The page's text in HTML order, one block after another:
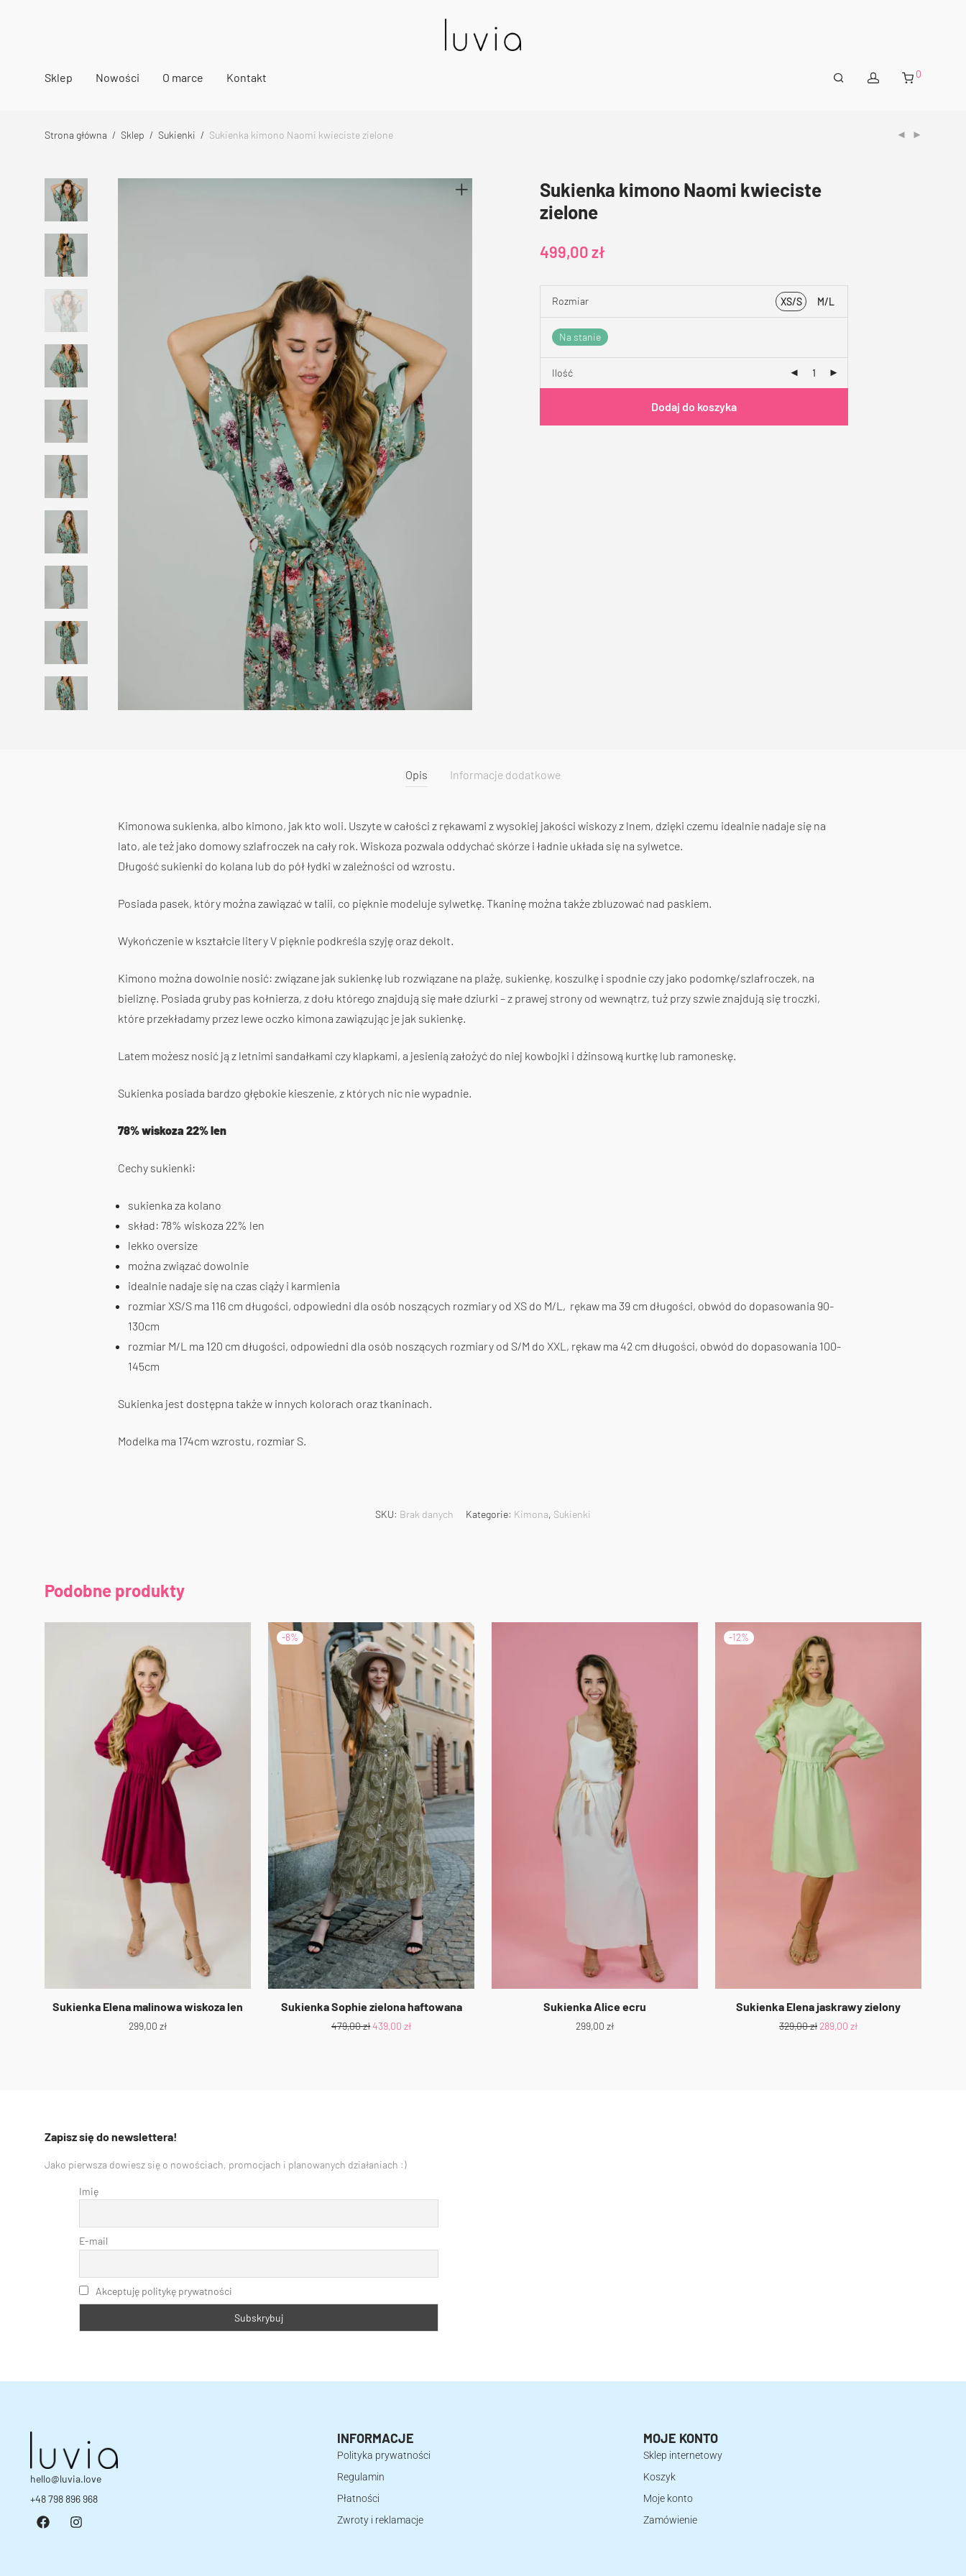
Sklep Nowości O marce Kontakt 0
Strona główna / Sklep / Sukienki / Sukienka kimono Naomi kwieciste zielone
Sukienka kimono Naomi kwieciste
zielone
499,00zł
Rozmiar XS/S M/L
Na stanie
Ilość
Dodaj do koszyka
Opis Informacje dodatkowe
Kimonowa sukienka, albo kimono, jak kto woli. Uszyte w całości z rękawami z wysokiej jakości wiskozy z lnem, dzięki czemu idealnie nadaje się na
lato, ale też jako domowy szlafroczek na cały rok. Wiskoza pozwala oddychać skórze i ładnie układa się na sylwetce.
Długość sukienki do kolana lub do pół łydki w zależności od wzrostu.
Posiada pasek, który można zawiązać w talii, co pięknie modeluje sylwetkę. Tkaninę można także zbluzować nad paskiem.
Wykończenie w kształcie litery V pięknie podkreśla szyję oraz dekolt.
Kimono można dowolnie nosić: związane jak sukienkę lub rozwiązane na plażę, sukienkę, koszulkę i spodnie czy jako podomkę/szlafroczek, na
bieliznę. Posiada gruby pas kołnierza, z dołu którego znajdują się małe dziurki – z prawej strony od wewnątrz, tuż przy szwie znajdują się troczki,
które przekładamy przez lewe oczko kimona zawiązując je jak sukienkę.
Latem możesz nosić ją z letnimi sandałkami czy klapkami, a jesienią założyć do niej kowbojki i dżinsową kurtkę lub ramoneskę.
Sukienka posiada bardzo głębokie kieszenie, z których nic nie wypadnie.
78% wiskoza 22% len
Cechy sukienki:
sukienka za kolano
skład: 78% wiskoza 22% len
lekko oversize
można związać dowolnie
idealnie nadaje się na czas ciąży i karmienia
rozmiar XS/S ma 116 cm długości, odpowiedni dla osób noszących rozmiary od XS do M/L, rękaw ma 39 cm długości, obwód do dopasowania 90-
130cm
rozmiar M/L ma 120 cm długości, odpowiedni dla osób noszących rozmiary od S/M do XXL, rękaw ma 42 cm długości, obwód do dopasowania 100-
145cm
Sukienka jest dostępna także w innych kolorach oraz tkaninach.
Modelka ma 174cm wzrostu, rozmiar S.
SKU: Brak danych Kategorie: Kimona, Sukienki
Podobne produkty
Sukienka Elena malinowa wiskoza len
299,00 zł
-8%
Sukienka Sophie zielona haftowana
479,00zł439,00 zł
Sukienka Alice ecru
299,00 zł
-12%
Sukienka Elena jaskrawy zielony
329,00zł 289,00 zł
Zapisz się do newslettera!
Jako pierwsza dowiesz się o nowościach, promocjach i planowanych działaniach :)
Imię
E-mail
Akceptuję politykę prywatności
hello@luvia.love
+48 798 896 968
INFORMACJE
Polityka prywatności
Regulamin
Płatności
Zwroty i reklamacje
MOJE KONTO
Sklep internetowy
Koszyk
Moje konto
Zamówienie